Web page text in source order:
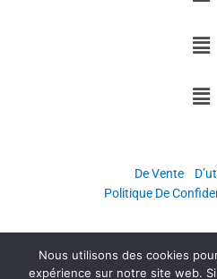
De Vente
Politique De
Nous utilisons des cookies
expérience sur notre site web.